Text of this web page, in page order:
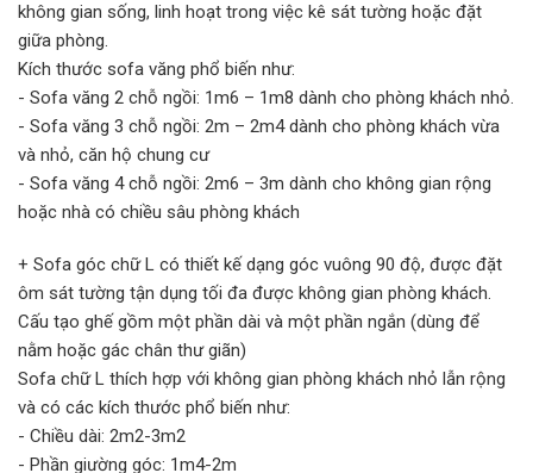
không gian sống, linh hoạt trong việc kê sát tường hoặc đặt
giữa phòng.
Kích thước sofa văng phổ biến như:
- Sofa văng 2 chỗ ngồi: 1m6 – 1m8 dành cho phòng khách nhỏ.
- Sofa văng 3 chỗ ngồi: 2m – 2m4 dành cho phòng khách vừa
và nhỏ, căn hộ chung cư
- Sofa văng 4 chỗ ngồi: 2m6 – 3m dành cho không gian rộng
hoặc nhà có chiều sâu phòng khách
+ Sofa góc chữ L có thiết kế dạng góc vuông 90 độ, được đặt
ôm sát tường tận dụng tối đa được không gian phòng khách.
Cấu tạo ghế gồm một phần dài và một phần ngắn (dùng để
nằm hoặc gác chân thư giãn)
Sofa chữ L thích hợp với không gian phòng khách nhỏ lẫn rộng
và có các kích thước phổ biến như:
- Chiều dài: 2m2-3m2
- Phần giường góc: 1m4-2m